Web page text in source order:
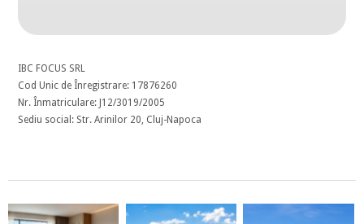
IBC FOCUS SRL
Cod Unic de Înregistrare: 17876260
Nr. Înmatriculare: J12/3019/2005
Sediu social: Str. Arinilor 20, Cluj-Napoca